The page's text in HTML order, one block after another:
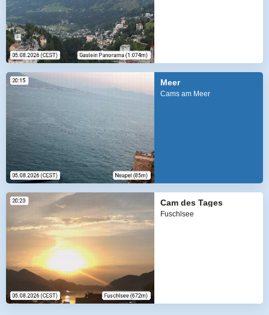
Meer
Cams am Meer
Cam des Tages
Fuschlsee